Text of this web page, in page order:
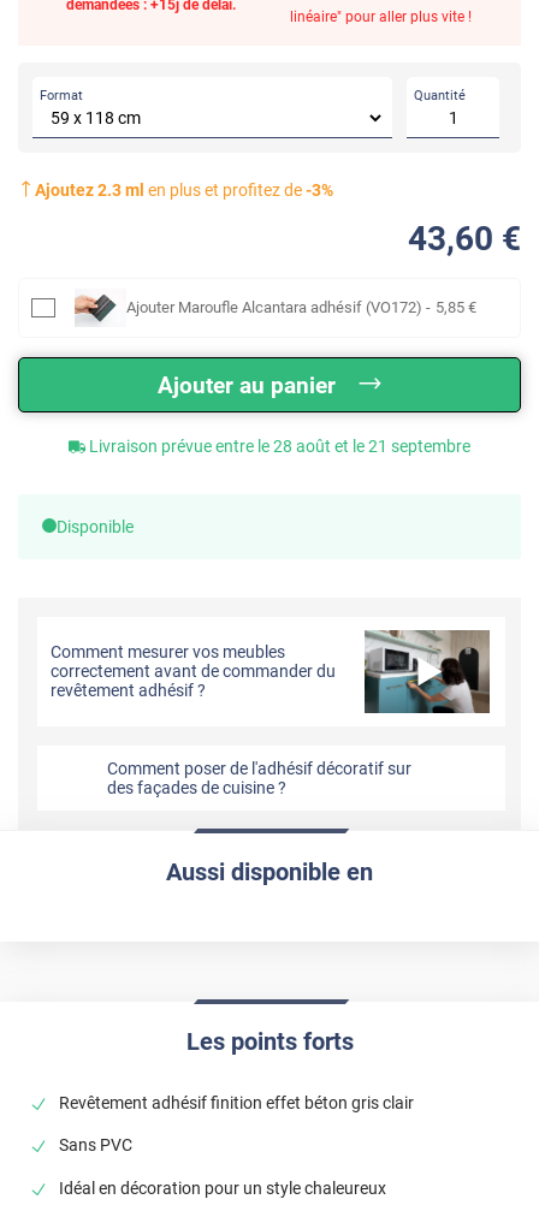
demandées : +15j de délai.
linéaire" pour aller plus vite !
Format Quantité
Ajoutez2.3ml en plus et profitez de-3%
43,60 €
Ajouter Maroufle Alcantara adhésif (VO172) - 5,85 €
Ajouter au panier
Livraison prévue entre le 28 août et le 21 septembre
Disponible
Comment mesurer vos meubles
correctement avant de commander du
revêtement adhésif ?
Comment poser de l'adhésif décoratif sur
des façades de cuisine ?
Aussi disponible en
Les points forts
Revêtement adhésif finition effet béton gris clair
Sans PVC
Idéal en décoration pour un style chaleureux